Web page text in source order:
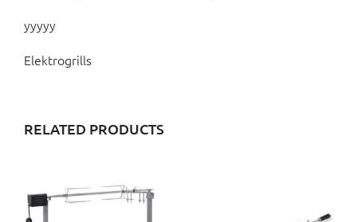
yyyyy
Elektrogrills
RELATED PRODUCTS